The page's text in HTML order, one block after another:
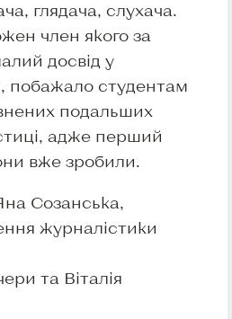
глядача, слухача.
член якого за
досвід у
побажало студентам
подальших
адже перший
вже зробили.
Созанська,
журналістики
та Віталія